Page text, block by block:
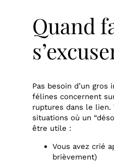
Quand
Pas besoin d’un gros
félines concernent
ruptures dans le lien.
situations où un
être utile :
Vous avez crié
brièvement)